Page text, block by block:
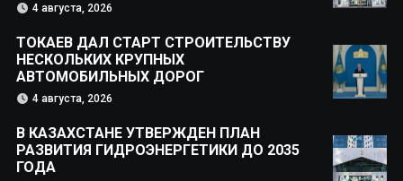
4 августа, 2026
ТОКАЕВ ДАЛ СТАРТ СТРОИТЕЛЬСТВУ
НЕСКОЛЬКИХ КРУПНЫХ
АВТОМОБИЛЬНЫХ ДОРОГ
4 августа, 2026
В КАЗАХСТАНЕ УТВЕРЖДЕН ПЛАН
РАЗВИТИЯ ГИДРОЭНЕРГЕТИКИ ДО 2035
ГОДА